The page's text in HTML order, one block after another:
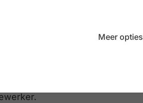
zoals
leidt tot eerlijkheid, of
moeten we ons
nu al nemen om hun
thema bracht ook een breder
De noodzaak om
evenals het
Meer opties